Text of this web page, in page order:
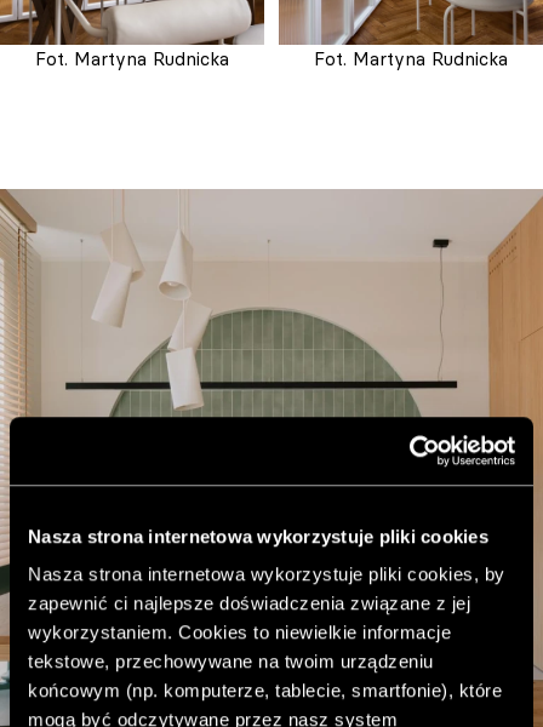
Nasza strona internetowa wykorzystuje pliki cookies
Nasza strona internetowa wykorzystuje pliki cookies, by
zapewnić ci najlepsze doświadczenia związane z jej
wykorzystaniem. Cookies to niewielkie informacje
tekstowe, przechowywane na twoim urządzeniu
końcowym (np. komputerze, tablecie, smartfonie), które
mogą być odczytywane przez nasz system
Fot. Martyna Rudnicka Fot. Martyna Rudnicka